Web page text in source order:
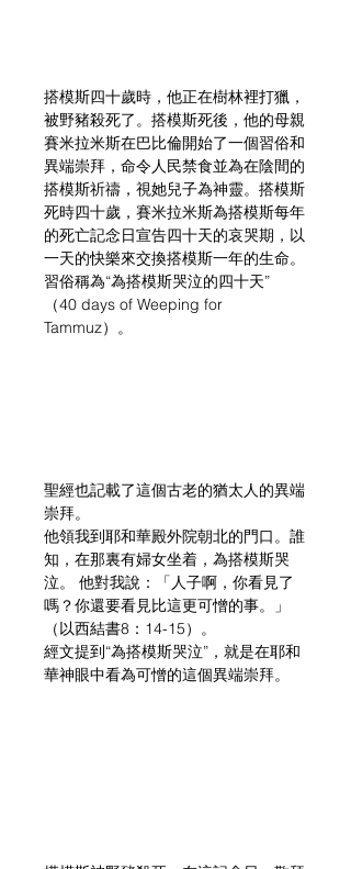
搭模斯四十歲時，他正在樹林裡打獵，
被野豬殺死了。搭模斯死後，他的母親
賽米拉米斯在巴比倫開始了一個習俗和
異端崇拜，命令人民禁食並為在陰間的
搭模斯祈禱，視她兒子為神靈。搭模斯
死時四十歲，賽米拉米斯為搭模斯每年
的死亡記念日宣告四十天的哀哭期，以
一天的快樂來交換搭模斯一年的生命。
習俗稱為“為搭模斯哭泣的四十天”
（40 days of Weeping for
Tammuz）。
聖經也記載了這個古老的猶太人的異端
崇拜。
他領我到耶和華殿外院朝北的門口。誰
知，在那裏有婦女坐着，為搭模斯哭
泣。 他對我說：「人子啊，你看見了
嗎？你還要看見比這更可憎的事。」
（以西結書8：14-15）。
經文提到“為搭模斯哭泣”，就是在耶和
華神眼中看為可憎的這個異端崇拜。